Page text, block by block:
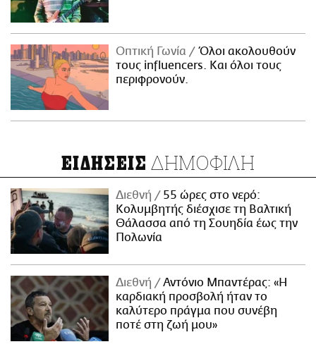
Οπτική Γωνία
Όλοι ακολουθούν
τους influencers. Και όλοι τους
περιφρονούν.
ΕΙΔΗΣΕΙΣ ΔΗΜΟΦΙΛΗ
Διεθνή
55 ώρες στο νερό:
Κολυμβητής διέσχισε τη Βαλτική
Θάλασσα από τη Σουηδία έως την
Πολωνία
Διεθνή
Αντόνιο Μπαντέρας: «Η
καρδιακή προσβολή ήταν το
καλύτερο πράγμα που συνέβη
ποτέ στη ζωή μου»